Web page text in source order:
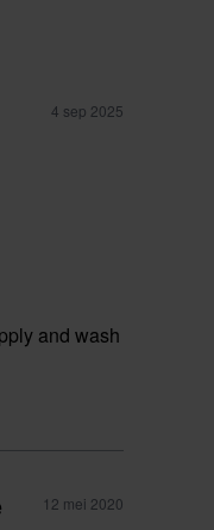
4 sep 2025
and wash
12 mei 2020